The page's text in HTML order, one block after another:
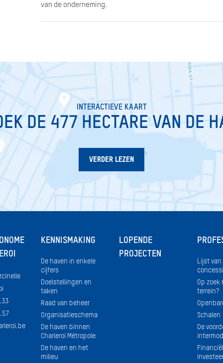
van de onderneming.
INTERACTIEVE KAART
DE 477 HECTARE VAN DE
VERDER LEZEN
KENNISMAKING
De haven in enkele
cijfers
Doelstellingen en
taken
Raad van beheer
Organisatieschema
De haven binnen
Charleroi Métropole
De haven en het
milieu
LOPENDE
PROJECTEN
Lijst van
Op zoek
terrein?
Schalen
De